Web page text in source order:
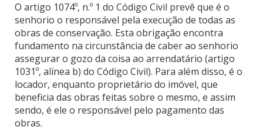
O artigo 1074º, n.º 1 do Código Civil prevê que é o
senhorio o responsável pela execução de todas as
obras de conservação. Esta obrigação encontra
fundamento na circunstância de caber ao senhorio
assegurar o gozo da coisa ao arrendatário (artigo
1031º, alínea b) do Código Civil). Para além disso, é o
locador, enquanto proprietário do imóvel, que
beneficia das obras feitas sobre o mesmo, e assim
sendo, é ele o responsável pelo pagamento das
obras.